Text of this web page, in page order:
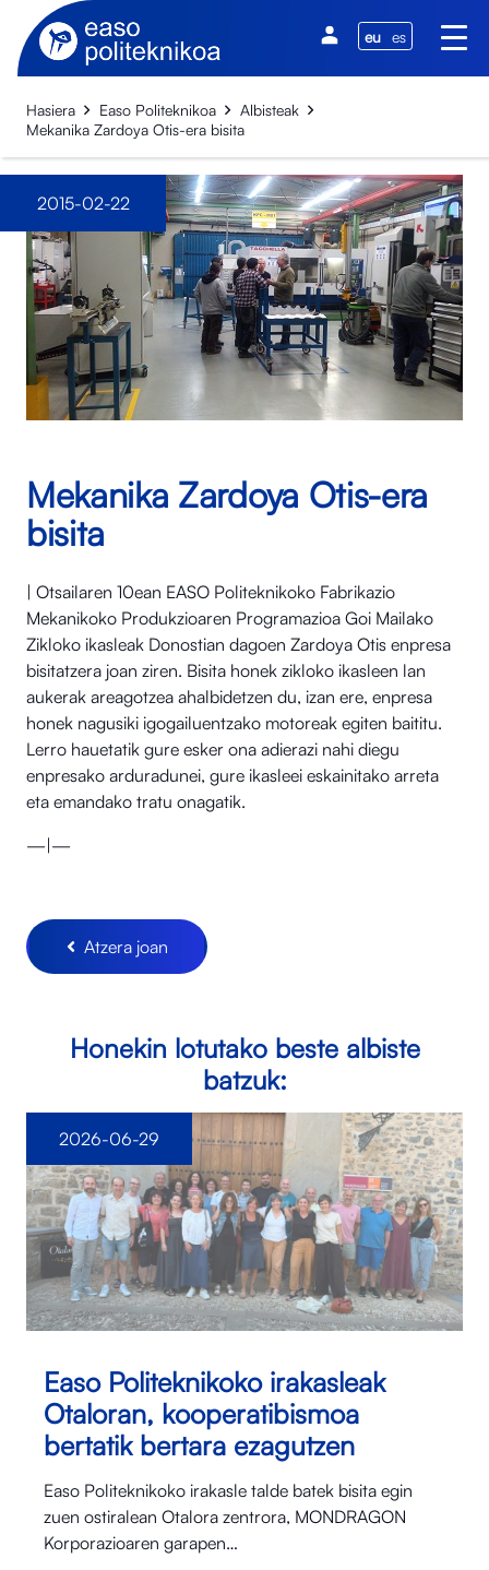
eu es
Hasiera Easo Politeknikoa
Albisteak
Mekanika Zardoya Otis-era bisita
2015-02-22
Mekanika Zardoya Otis-era
bisita
| Otsailaren 10ean EASO Politeknikoko Fabrikazio
Mekanikoko Produkzioaren Programazioa Goi Mailako
Zikloko ikasleak Donostian dagoen Zardoya Otis enpresa
bisitatzera joan ziren. Bisita honek zikloko ikasleen lan
aukerak areagotzea ahalbidetzen du, izan ere, enpresa
honek nagusiki igogailuentzako motoreak egiten baititu.
Lerro hauetatik gure esker ona adierazi nahi diegu
enpresako arduradunei, gure ikasleei eskainitako arreta
eta emandako tratu onagatik.
—|—
Atzera joan
Honekin lotutako beste albiste
batzuk:
Easo Politeknikoko irakasleak
Otaloran, kooperatibismoa
bertatik bertara ezagutzen
Easo Politeknikoko irakasle talde batek bisita egin
zuen ostiralean Otalora⁠ zentrora, MONDRAGON
Korporazioaren garapen…
2026-06-29